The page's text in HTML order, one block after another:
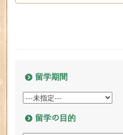
留学期間
留学の目的